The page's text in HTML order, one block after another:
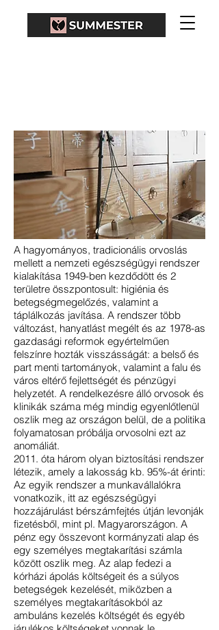
A hagyományos, tradicionális orvoslás
mellett a nemzeti egészségügyi rendszer
kialakítása 1949-ben kezdődött és 2
területre összpontosult: higiénia és
betegségmegelőzés, valamint a
táplálkozás javítása. A rendszer több
változást, hanyatlást megélt és az 1978-as
gazdasági reformok egyértelműen
felszínre hozták visszásságát: a belső és
part menti tartományok, valamint a falu és
város eltérő fejlettségét és pénzügyi
helyzetét. A rendelkezésre álló orvosok és
klinikák száma még mindig egyenlőtlenül
oszlik meg az országon belül, de a politika
folyamatosan próbálja orvosolni ezt az
anomáliát.
2011. óta három olyan biztosítási rendszer
létezik, amely a lakosság kb. 95%-át érinti:
Az egyik rendszer a munkavállalókra
vonatkozik, itt az egészségügyi
hozzájárulást bérszámfejtés útján levonják
fizetésből, mint pl. Magyarországon. A
pénz egy összevont kormányzati alap és
egy személyes megtakarítási számla
között oszlik meg. Az alap fedezi a
kórházi ápolás költségeit és a súlyos
betegségek kezelését, miközben a
személyes megtakarításokból az
ambuláns kezelés költségét és egyéb